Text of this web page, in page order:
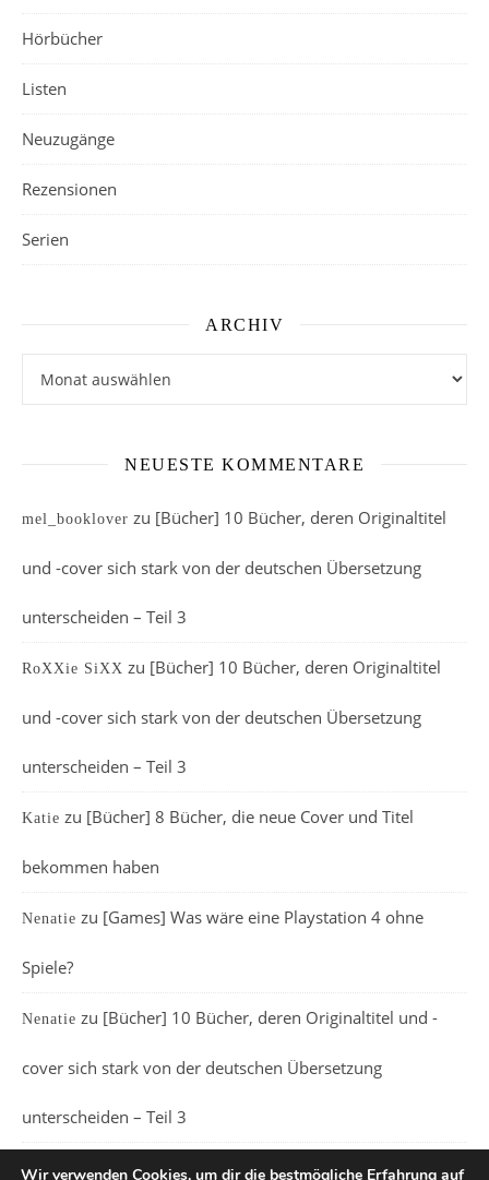
Hörbücher
Listen
Neuzugänge
Rezensionen
Serien
ARCHIV
NEUESTE KOMMENTARE
mel_booklover zu [Bücher] 10 Bücher, deren Originaltitel
und -cover sich stark von der deutschen Übersetzung
unterscheiden – Teil 3
RoXXie SiXX zu [Bücher] 10 Bücher, deren Originaltitel
und -cover sich stark von der deutschen Übersetzung
unterscheiden – Teil 3
Katie zu [Bücher] 8 Bücher, die neue Cover und Titel
bekommen haben
Nenatie zu [Games] Was wäre eine Playstation 4 ohne
Spiele?
Nenatie zu [Bücher] 10 Bücher, deren Originaltitel und -
cover sich stark von der deutschen Übersetzung
unterscheiden – Teil 3
Wir verwenden Cookies, um dir die bestmögliche Erfahrung auf